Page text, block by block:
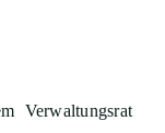
Verwaltungsrat